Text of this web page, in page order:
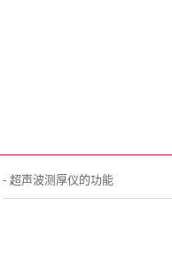
- 超声波测厚仪的功能